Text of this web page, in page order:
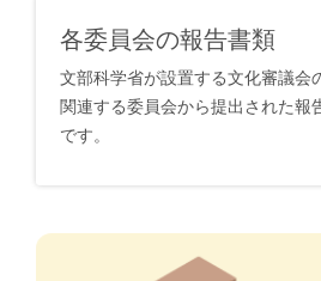
各委員会の報告書類
文部科学省が設置する文化審議会
関連する委員会から提出された報
です。